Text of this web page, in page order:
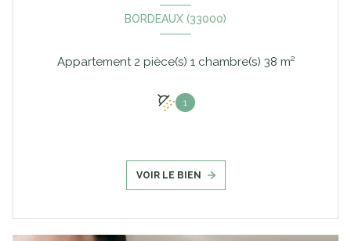
BORDEAUX (33000)
Appartement 2 pièce(s) 1 chambre(s) 38 m²
1
VOIR LE BIEN